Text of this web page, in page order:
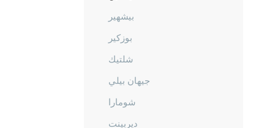
بيشهير
بوزكير
شلتيك
جيهان بيلي
شومارا
ديربينت